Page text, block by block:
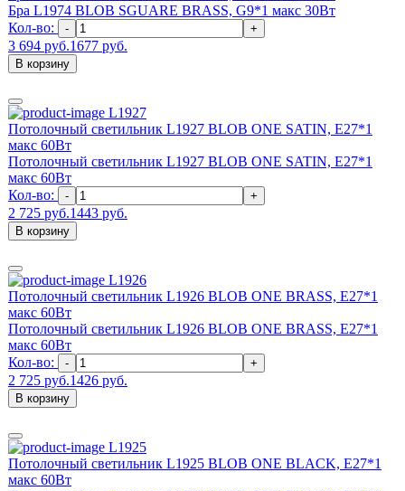
Бра L1974 BLOB SGUARE BRASS, G9*1 макс 30Вт
Кол-во:
- +
3 694 руб.1677 руб.
В корзину
L1927
Потолочный светильник L1927 BLOB ONE SATIN, Е27*1
макс 60Вт
Потолочный светильник L1927 BLOB ONE SATIN, Е27*1
макс 60Вт
Кол-во:
- +
2 725 руб.1443 руб.
В корзину
L1926
Потолочный светильник L1926 BLOB ONE BRASS, Е27*1
макс 60Вт
Потолочный светильник L1926 BLOB ONE BRASS, Е27*1
макс 60Вт
Кол-во:
- +
2 725 руб.1426 руб.
В корзину
L1925
Потолочный светильник L1925 BLOB ONE BLACK, Е27*1
макс 60Вт